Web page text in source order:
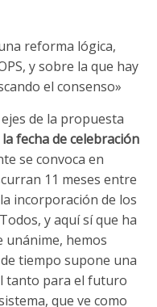
reforma lógica,
y sobre la que hay
el consenso»
de la propuesta
lafechadecelebración
se convoca en
11 meses entre
incorporación de los
y aquí sí que ha
unánime, hemos
tiempo supone una
tanto para el futuro
que ve como